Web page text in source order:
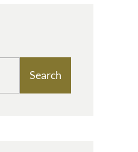
Search